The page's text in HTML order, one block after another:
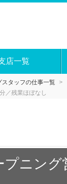
店一覧
スタッフの仕事一覧
／残業ほぼなし
ニン